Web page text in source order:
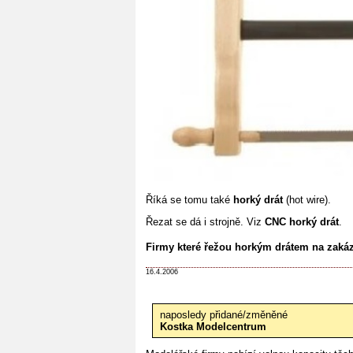
Říká se tomu také horký drát(hot wire).
Řezat se dá i strojně. Viz CNC horký drát.
Firmy které řežou horkým drátem na
16.4.2006
naposledy přidané/změněné
Kostka Modelcentrum